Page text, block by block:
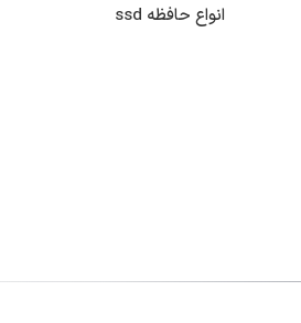
انواع حافظه ssd